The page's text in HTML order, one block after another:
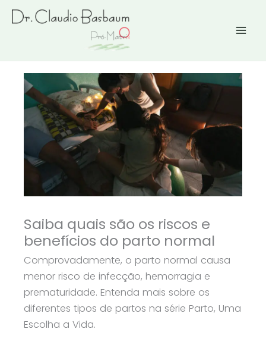
para
Saiba quais são os riscos e
benefícios do parto normal
Comprovadamente, o parto normal causa
menor risco de infecção, hemorragia e
prematuridade. Entenda mais sobre os
diferentes tipos de partos na série Parto, Uma
Escolha a Vida.